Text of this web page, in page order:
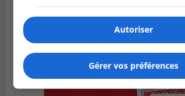
Autoriser
Gérer vos préférences